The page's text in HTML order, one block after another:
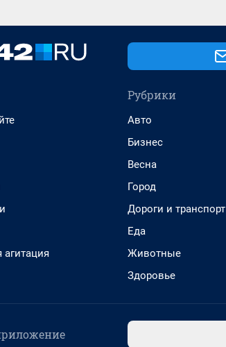
Рубрики
Авто
Бизнес
Весна
Город
Дороги и транспорт
Еда
Животные
Здоровье